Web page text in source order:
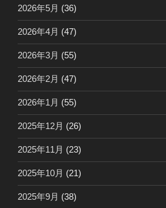
2026年5月 (36)
2026年4月 (47)
2026年3月 (55)
2026年2月 (47)
2026年1月 (55)
2025年12月 (26)
2025年11月 (23)
2025年10月 (21)
2025年9月 (38)